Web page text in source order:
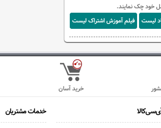
خود چک نمایند.
لیست
فیلم آموزش اشتراک لیست
خرید آسان
خدمات مشتریان